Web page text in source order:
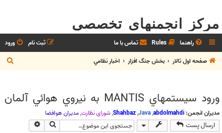
مرکز انجمنهای تخصصی
راهنما Rules تماس با ما ورود
ثبت نام
صفحه اول تالار
بخش جنگ افزار اخبار نظامي
س
ج
ورود سيستمهاي MANTIS به نيروي هوائي آلمان
مدیران انجمن: abdolmahdi
,
Java
,
Shahbaz
,شوراي نظارت,مديران هوافضا
ارسال پست جستجو